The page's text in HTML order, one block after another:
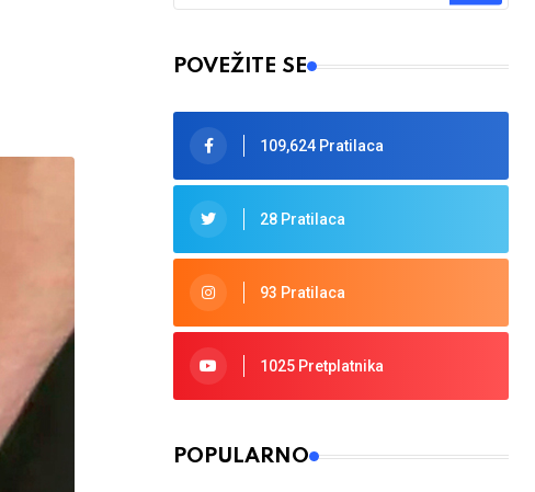
Type 2 or more characters for results.
POVEŽITE SE
109,624 Pratilaca
28 Pratilaca
93 Pratilaca
1025 Pretplatnika
POPULARNO